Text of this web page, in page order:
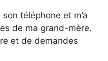
téléphone et m’a
de ma grand-mère.
et de demandes